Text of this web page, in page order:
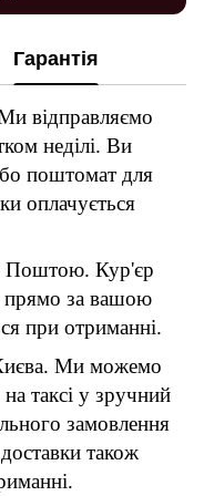
Гарантія
відправляємо
неділі. Ви
поштомат для
оплачується
Поштою. Кур'єр
прямо за вашою
при отриманні.
Ми можемо
таксі у зручний
замовлення
також